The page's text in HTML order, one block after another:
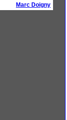
Marc Doigny